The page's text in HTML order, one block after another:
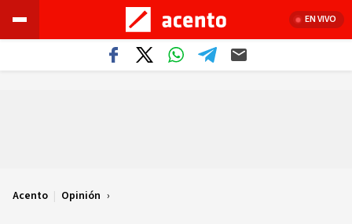
EN VIVO
Acento | Opinión